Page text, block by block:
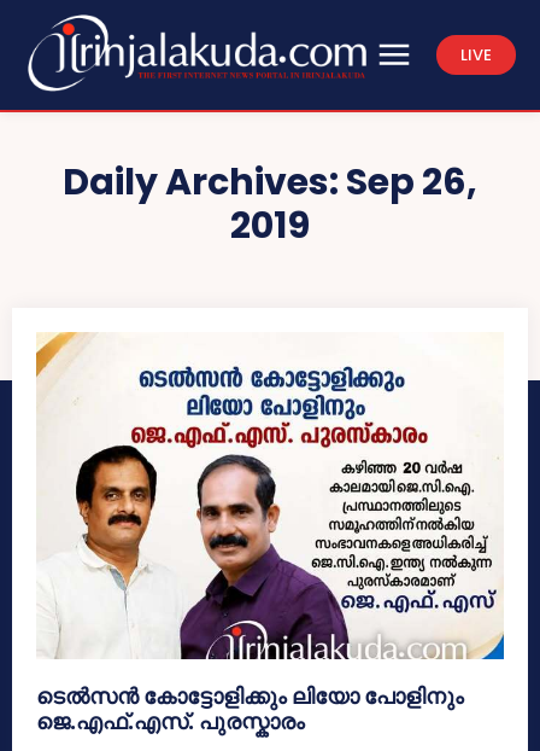
LIVE
Daily Archives: Sep 26,
2019
ടെൽസൻ കോട്ടോളിക്കും ലിയോ പോളിനും
ജെ.എഫ്.എസ്. പുരസ്കാരം